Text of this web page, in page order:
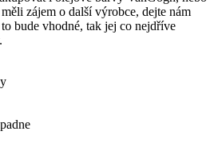
zájem o další výrobce, dejte nám
bude vhodné, tak jej co nejdříve